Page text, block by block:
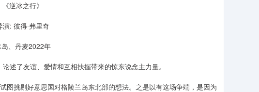
《逆冰之行》
演: 彼得·弗里奇
、丹麦2022年
了友谊、爱情和互相扶握带来的惊东说念主力量。
挑剔好意思国对格陵兰岛东北部的想法。之是以有这场争端，是因为